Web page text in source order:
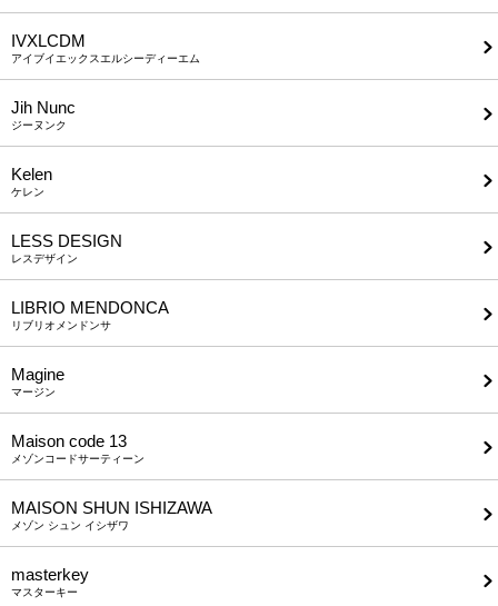
IVXLCDM
アイブイエックスエルシーディーエム
Jih Nunc
ジーヌンク
Kelen
ケレン
LESS DESIGN
レスデザイン
LIBRIO MENDONCA
リブリオメンドンサ
Magine
マージン
Maison code 13
メゾンコードサーティーン
MAISON SHUN ISHIZAWA
メゾン シュン イシザワ
masterkey
マスターキー